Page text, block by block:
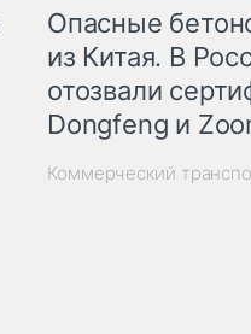
Опасные
из Китая. В
отозвали
Dongfeng и
Коммерческий